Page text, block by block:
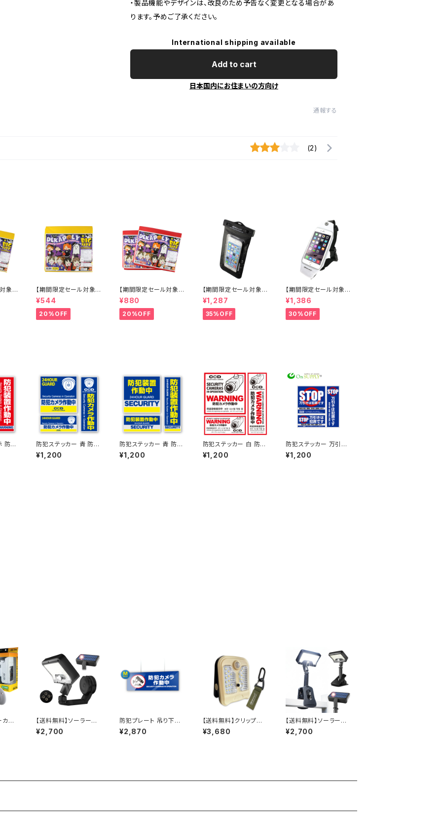
・製品機能やデザインは、改良のため予告なく変更となる場合があ
ります。予めご了承ください。
International shipping available
Add to cart
日本国内にお住まいの方向け
通報する
(2)
象
【期間限定セール対象
品】【2枚入】特大カラー
ポリ袋 (大ゴミ袋) 200
cm×100cm 収納に イ
ベントに 仮装の衣装作
¥544
20%OFF
【期間限定セール対象
品】【2枚入り×2セット】
大カラーポリ袋 (大ゴミ
袋) 200cm×100cm
収納に イベントに 仮装
¥880
20%OFF
【期間限定セール対象
品】スマートフォン向け
防水ケース (OS-021)
5インチまでのスマート
フォン イヤホンジャック
¥1,287
35%OFF
【期間限定セール対象
品】防水ポーチ 防水ケ
ース スマホ ウエストポ
ーチ 5.5インチ (OS-0
29W)白 オンロード(O
¥1,386
30%OFF
防犯
防犯ステッカー 青 防犯
カメラ作動中 OS-183
オンサプライ(On SUP
¥1,200
防犯ステッカー 青 防犯
装置作動中 OS-182 オ
ンサプライ(On SUPPL
¥1,200
防犯ステッカー 白 防犯
カメラ作動中 多言語対
応 OS-198 オンサプラ
¥1,200
防犯ステッカー 万引防
止01-万引は犯罪です-
OS-188 オンサプライ
¥1,200
カメ
【送料無料】ソーラーラ
イト センサーライト 屋
外 IP65防水 人感セン
Lord)
¥2,700
防犯プレート 吊り下げ
青 Mサイズ 防犯カメラ
作動中 両面表示 OS-2
¥2,870
【送料無料】クリップ型
センサーライト「クリッパ
Active」ソーラー充電
¥3,680
【送料無料】ソーラーラ
イト センサーライト 屋
外 IP65防水 人感セン
341CS オンロード(On
¥2,700